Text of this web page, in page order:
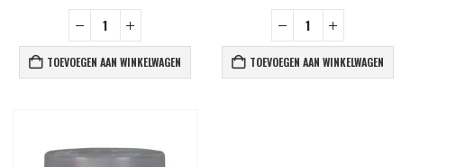
TOEVOEGEN AAN WINKELWAGEN TOEVOEGEN AAN WINKELWAGEN